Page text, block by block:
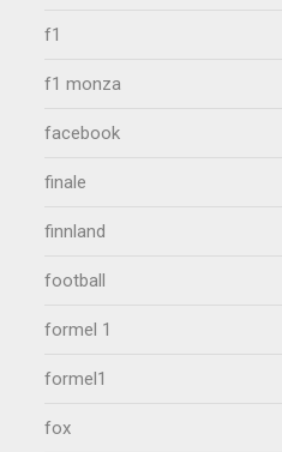
f1
f1 monza
facebook
finale
finnland
football
formel 1
formel1
fox